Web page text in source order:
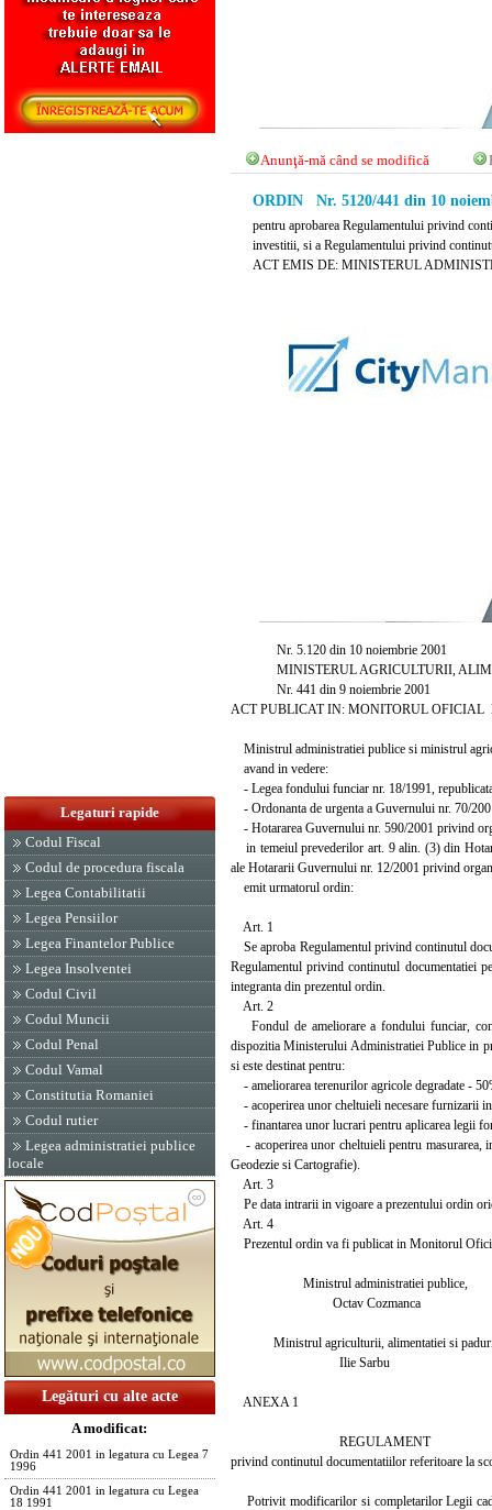
Legaturi rapide
Codul Fiscal
Codul de procedura fiscala
Legea Contabilitatii
Legea Pensiilor
Legea Finantelor Publice
Legea Insolventei
Codul Civil
Codul Muncii
Codul Penal
Codul Vamal
Constitutia Romaniei
Codul rutier
Legea administratiei publice
locale
Legături cu alte acte
A modificat:
Ordin 441 2001 in legatura cu Legea 7
1996
Ordin 441 2001 in legatura cu Legea
18 1991
Anunţă-mă când se modifică
ORDIN Nr. 5120/441 din 10
pentru aprobarea Regulamentului privind
investitii, si a Regulamentului privind
ACT EMIS DE: MINISTERUL
Nr. 5.120 din 10 noiembrie 2001
MINISTERUL AGRICULTURII,
Nr. 441 din 9 noiembrie 2001
ACT PUBLICAT IN: MONITORUL OFICIAL
Ministrul administratiei publice si ministrul
avand in vedere:
- Legea fondului funciar nr. 18/1991,
- Ordonanta de urgenta a Guvernului nr. 70/
- Hotararea Guvernului nr. 590/2001 privind
in temeiul prevederilor art. 9 alin. (3) din
ale Hotararii Guvernului nr. 12/2001 privind
emit urmatorul ordin:
Art. 1
Se aproba Regulamentul privind continutul
Regulamentul privind continutul documentatiei
integranta din prezentul ordin.
Art. 2
Fondul de ameliorare a fondului funciar,
dispozitia Ministerului Administratiei Publice in
si este destinat pentru:
- ameliorarea terenurilor agricole degradate -
- acoperirea unor cheltuieli necesare furnizarii
- finantarea unor lucrari pentru aplicarea legii
- acoperirea unor cheltuieli pentru masurarea,
Geodezie si Cartografie).
Art. 3
Pe data intrarii in vigoare a prezentului ordin
Art. 4
Prezentul ordin va fi publicat in Monitorul
Ministrul administratiei publice,
Octav Cozmanca
Ministrul agriculturii, alimentatiei si
Ilie Sarbu
ANEXA 1
REGULAMENT
privind continutul documentatiilor referitoare la
Potrivit modificarilor si completarilor Legii